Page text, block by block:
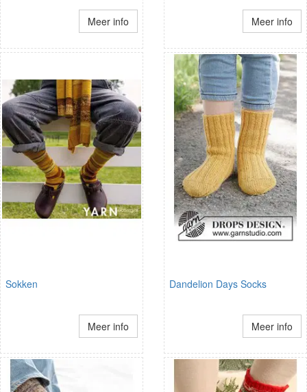
Meer info Meer info
Sokken
Meer info
Dandelion Days Socks
Meer info